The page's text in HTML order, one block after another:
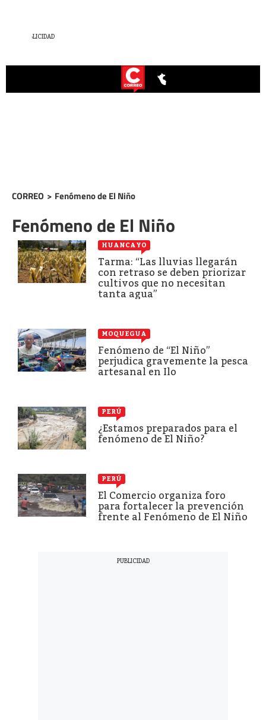
CORREO > Fenómeno de El Niño
Fenómeno de El Niño
HUANCAYO
Tarma: “Las lluvias llegarán
con retraso se deben priorizar
cultivos que no necesitan
tanta agua”
MOQUEGUA
Fenómeno de “El Niño”
perjudica gravemente la pesca
artesanal en Ilo
PERÚ
¿Estamos preparados para el
fenómeno de El Niño?
PERÚ
El Comercio organiza foro
para fortalecer la prevención
frente al Fenómeno de El Niño